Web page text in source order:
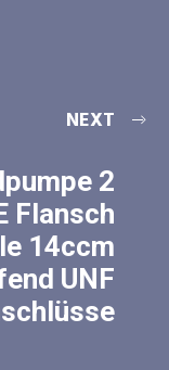
NEXT
2
Flansch
14ccm
UNF